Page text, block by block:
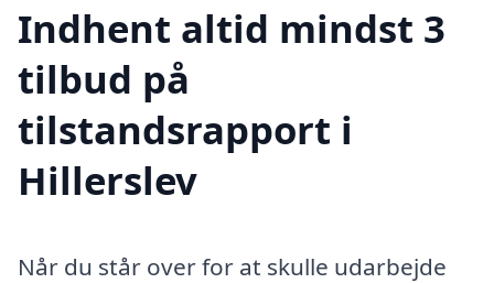
Indhent altid mindst 3
tilbud på
tilstandsrapport i
Hillerslev
Når du står over for at skulle udarbejde